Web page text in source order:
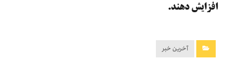
افزایش دهند.
آخرین خبر